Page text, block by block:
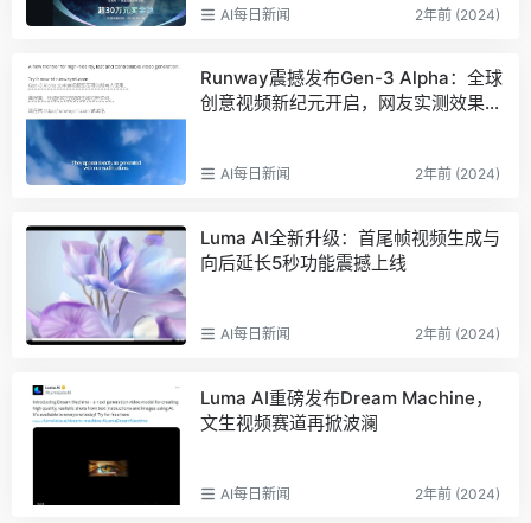
AI每日新闻 2年前 (2024)
Runway震撼发布Gen-3 Alpha：全球
创意视频新纪元开启，网友实测效果超
AI每日新闻 2年前 (2024)
Luma AI全新升级：首尾帧视频生成与
向后延长5秒功能震撼上线
AI每日新闻 2年前 (2024)
Luma AI重磅发布Dream Machine，
文生视频赛道再掀波澜
AI每日新闻 2年前 (2024)